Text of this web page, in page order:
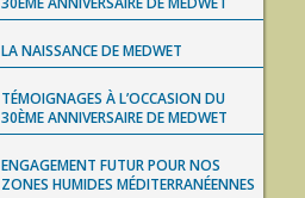
LA NAISSANCE DE MEDWET
TÉMOIGNAGES À L’OCCASION DU
30ÈME ANNIVERSAIRE DE MEDWET
ENGAGEMENT FUTUR POUR NOS
ZONES HUMIDES MÉDITERRANÉENNES